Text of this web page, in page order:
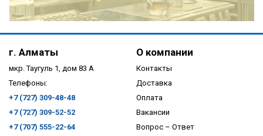
ПОДРОБНЕЕ
г. Алматы
мкр. Таугуль 1, дом 83 А
Телефоны:
+7 (727) 309-48-48
+7 (727) 309-52-52
+7 (707) 555-22-64
О компании
Контакты
Доставка
Оплата
Вакансии
Вопрос – Ответ